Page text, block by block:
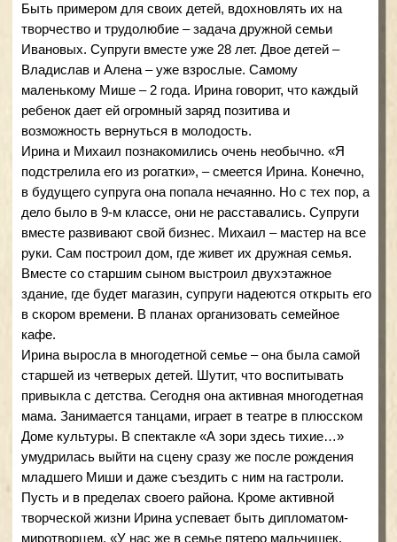
Доме культуры. В спектакле «А зори здесь тихие…»
умудрилась выйти на сцену сразу же после рождения
Пусть и в пределах своего района. Кроме активной
творческой жизни Ирина успевает быть дипломатом-
миротворцем. «У нас же в семье пятеро мальчишек,
приходится ходить в школу, разбирать конфликты».
Примирять и вразумлять поссорившихся Ирине удается
так виртуозно, что теперь она еще и общественный
несовершеннолетних от администрации Плюсского
района. Кроме того, многодетная мама – глава
родительского комитета школы и представитель
родительского комитета в каждом из трех классов, где
учатся ее сыновья.
Устает ли она? «Даже думать об усталости некогда, –
на занятия, пока заберешь». Все мальчики занимаются в
воскресной школе. Шестиклассник Артем – отличник,
закончил музыкальную школу по классу фортепиано.
Второклассник Василий лепит из глины и рисует по
стеклу. Старший сын Владислав помогает родителям в
семейном бизнесе. Старшая дочь Алена получила два
государственной соцподдержке открыла «Игровую
комнату для подростков». Четвероклассник Никита
играет в футбол, волейбол, настольный теннис,
постоянно участвует в соревнованиях.
Ребята помогают маме на работе и папе по дому. Каждое
воскресенье семья Ивановых печет блины и выезжает
малой родины. Они любят играть в футбол, рыбачить,
кататься на лыжах, с горки на санках, летом ездить с
палатками на озеро, ходить в лес по грибы. «Нам
нравится в выходной день приехать в лес, где-нибудь у
озера, посидеть в тишине», – делится Ирина.
Многодетная мама говорит, что главное, чему научилась